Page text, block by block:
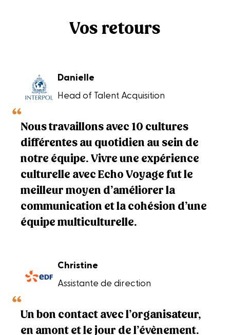
Vos retours
Danielle
Head of Talent Acquisition
Nous travaillons avec 10 cultures
différentes au quotidien au sein de
notre équipe. Vivre une expérience
culturelle avec Echo Voyage fut le
meilleur moyen d’améliorer la
communication et la cohésion d’une
équipe multiculturelle.
Christine
Assistante de direction
Un bon contact avec l’organisateur,
en amont et le jour de l’évènement.